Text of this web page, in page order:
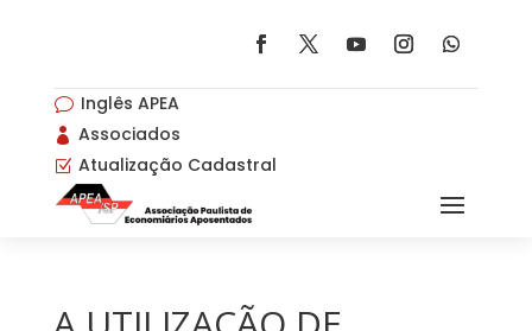
v Inglês APEA
 Associados
Z Atualização Cadastral